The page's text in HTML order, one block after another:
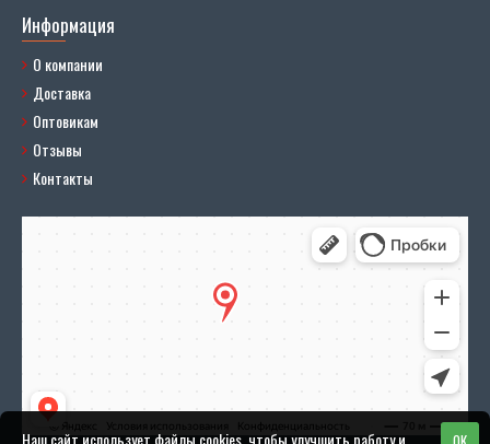
Информация
О компании
Доставка
Оптовикам
Отзывы
Контакты
Наш сайт использует файлы cookies, чтобы улучшить работу и